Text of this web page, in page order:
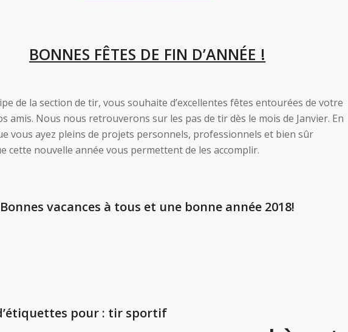
BONNES FÊTES DE FIN D’ANNÉE !
de la section de tir, vous souhaite d’excellentes fêtes entourées de votre
amis. Nous nous retrouverons sur les pas de tir dès le mois de Janvier. En
vous ayez pleins de projets personnels, professionnels et bien sûr
cette nouvelle année vous permettent de les accomplir.
Bonnes vacances à tous et une bonne année 2018!
pour : tir sportif